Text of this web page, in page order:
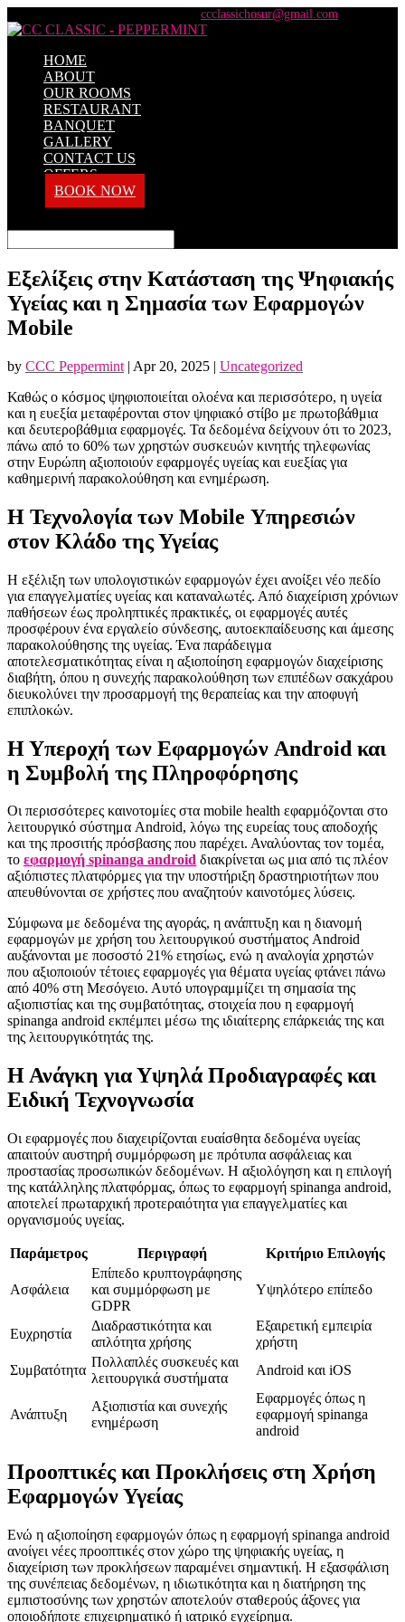
ccclassichosur@gmail.com
HOME
ABOUT
OUR ROOMS
RESTAURANT
BANQUET
GALLERY
CONTACT US
OFFERS
BOOK NOW
Εξελίξεις στην Κατάσταση της Ψηφιακής
Υγείας και η Σημασία των Εφαρμογών
Μobile
by CCC Peppermint | Apr 20, 2025 | Uncategorized
Καθώς ο κόσμος ψηφιοποιείται ολοένα και περισσότερο, η υγεία
και η ευεξία μεταφέρονται στον ψηφιακό στίβο με πρωτοβάθμια
και δευτεροβάθμια εφαρμογές. Τα δεδομένα δείχνουν ότι το 2023,
πάνω από το 60% των χρηστών συσκευών κινητής τηλεφωνίας
στην Ευρώπη αξιοποιούν εφαρμογές υγείας και ευεξίας για
καθημερινή παρακολούθηση και ενημέρωση.
Η Τεχνολογία των Mobile Υπηρεσιών
στον Κλάδο της Υγείας
Η εξέλιξη των υπολογιστικών εφαρμογών έχει ανοίξει νέο πεδίο
για επαγγελματίες υγείας και καταναλωτές. Από διαχείριση χρόνιων
παθήσεων έως προληπτικές πρακτικές, οι εφαρμογές αυτές
προσφέρουν ένα εργαλείο σύνδεσης, αυτοεκπαίδευσης και άμεσης
παρακολούθησης της υγείας. Ένα παράδειγμα
αποτελεσματικότητας είναι η αξιοποίηση εφαρμογών διαχείρισης
διαβήτη, όπου η συνεχής παρακολούθηση των επιπέδων σακχάρου
διευκολύνει την προσαρμογή της θεραπείας και την αποφυγή
επιπλοκών.
Η Υπεροχή των Εφαρμογών Android και
η Συμβολή της Πληροφόρησης
Οι περισσότερες καινοτομίες στα mobile health εφαρμόζονται στο
λειτουργικό σύστημα Android, λόγω της ευρείας τους αποδοχής
και της προσιτής πρόσβασης που παρέχει. Αναλύοντας τον τομέα,
το εφαρμογή spinanga android διακρίνεται ως μια από τις πλέον
αξιόπιστες πλατφόρμες για την υποστήριξη δραστηριοτήτων που
απευθύνονται σε χρήστες που αναζητούν καινοτόμες λύσεις.
Σύμφωνα με δεδομένα της αγοράς, η ανάπτυξη και η διανομή
εφαρμογών με χρήση του λειτουργικού συστήματος Android
αυξάνονται με ποσοστό 21% ετησίως, ενώ η αναλογία χρηστών
που αξιοποιούν τέτοιες εφαρμογές για θέματα υγείας φτάνει πάνω
από 40% στη Μεσόγειο. Αυτό υπογραμμίζει τη σημασία της
αξιοπιστίας και της συμβατότητας, στοιχεία που η εφαρμογή
spinanga android εκπέμπει μέσω της ιδιαίτερης επάρκειάς της και
της λειτουργικότητάς της.
Η Ανάγκη για Υψηλά Προδιαγραφές και
Ειδική Τεχνογνωσία
Οι εφαρμογές που διαχειρίζονται ευαίσθητα δεδομένα υγείας
απαιτούν αυστηρή συμμόρφωση με πρότυπα ασφάλειας και
προστασίας προσωπικών δεδομένων. Η αξιολόγηση και η επιλογή
της κατάλληλης πλατφόρμας, όπως το εφαρμογή spinanga android,
αποτελεί πρωταρχική προτεραιότητα για επαγγελματίες και
οργανισμούς υγείας.
Παράμετρος Περιγραφή Κριτήριο Επιλογής
Ασφάλεια
Επίπεδο κρυπτογράφησης
και συμμόρφωση με
GDPR
Υψηλότερο επίπεδο
Ευχρηστία
Διαδραστικότητα και
απλότητα χρήσης
Εξαιρετική εμπειρία
χρήστη
Συμβατότητα
Πολλαπλές συσκευές και
λειτουργικά συστήματα
Android και iOS
Ανάπτυξη
Αξιοπιστία και συνεχής
ενημέρωση
Εφαρμογές όπως η
εφαρμογή spinanga
android
Προοπτικές και Προκλήσεις στη Χρήση
Εφαρμογών Υγείας
Ενώ η αξιοποίηση εφαρμογών όπως η εφαρμογή spinanga android
ανοίγει νέες προοπτικές στον χώρο της ψηφιακής υγείας, η
διαχείριση των προκλήσεων παραμένει σημαντική. Η εξασφάλιση
της συνέπειας δεδομένων, η ιδιωτικότητα και η διατήρηση της
εμπιστοσύνης των χρηστών αποτελούν σταθερούς άξονες για
οποιοδήποτε επιχειρηματικό ή ιατρικό εγχείρημα.